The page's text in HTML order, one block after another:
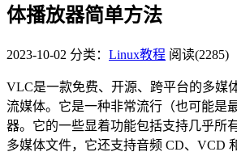
体播放器简单方法
2023-10-02 分类： Linux教程 阅读(2285)
VLC是一款免费、开源、跨平台的多媒
流媒体。它是一种非常流行（也可能是
器。它的一些显着功能包括支持几乎所
多媒体文件，它还支持音频 CD、VCD